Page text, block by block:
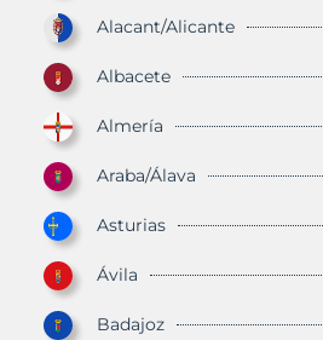
Alacant/Alicante
Albacete
Almería
Araba/Álava
Asturias
Ávila
Badajoz